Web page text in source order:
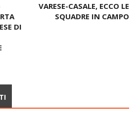
DI
VARESE-CASALE, ECCO LE
SQUADRE IN CAMPO